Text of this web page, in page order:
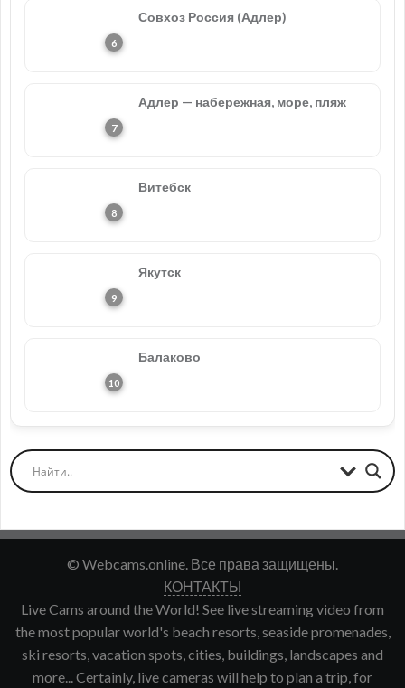
Совхоз Россия (Адлер)
Адлер — набережная, море, пляж
Витебск
Якутск
Балаково
© Webcams.online. Все права защищены.
КОНТАКТЫ
Live Cams around the World! See live streaming video from
the most popular world's beach resorts, seaside promenades,
ski resorts, vacation spots, cities, buildings, landscapes and
more... Certainly, live cameras will help to plan a trip, for